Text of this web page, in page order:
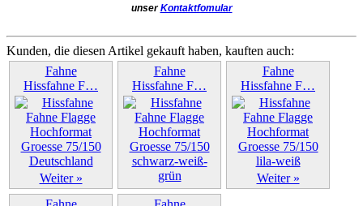
unserKontaktfomular
Kunden, die diesen Artikel gekauft haben, kauften auch:
Fahne
Hissfahne F…
Weiter »
Fahne
Hissfahne F…
Weiter »
Fahne
Hissfahne F…
Weiter »